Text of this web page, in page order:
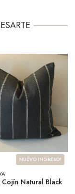
NUEVO INGRESO!
Cojín Natural Black